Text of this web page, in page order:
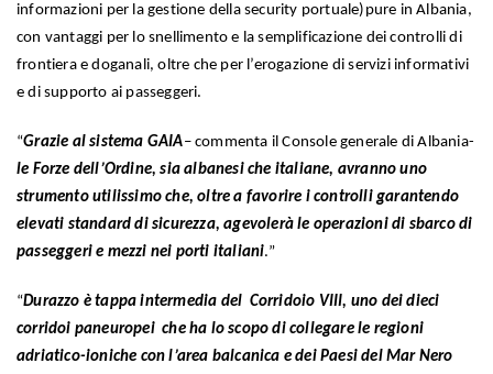
informazioni per la gestione della security portuale)pure in Albania,
con vantaggi per lo snellimento e la semplificazione dei controlli di
frontiera e doganali, oltre che per l’erogazione di servizi informativi
e di supporto ai passeggeri.
“Grazie al sistema GAIA– commenta il Console generale di Albania-
le Forze dell’Ordine, sia albanesi che italiane, avranno uno
strumento utilissimo che, oltre a favorire i controlli garantendo
elevati standard di sicurezza, agevolerà le operazioni di sbarco di
passeggeri e mezzi nei porti italiani.”
“Durazzo è tappa intermedia del Corridoio VIII, uno dei dieci
corridoi paneuropei che ha lo scopo di collegare le regioni
adriatico-ioniche con l’area balcanica e dei Paesi del Mar Nero